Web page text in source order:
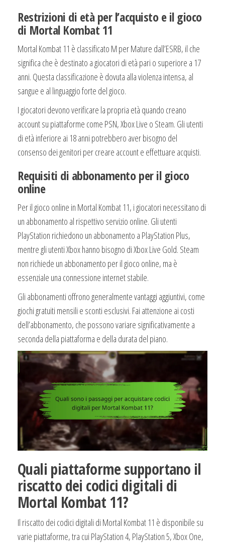
Restrizioni di età per l’acquisto e il gioco
di Mortal Kombat 11
Mortal Kombat 11 è classificato M per Mature dall’ESRB, il che
significa che è destinato a giocatori di età pari o superiore a 17
anni. Questa classificazione è dovuta alla violenza intensa, al
sangue e al linguaggio forte del gioco.
I giocatori devono verificare la propria età quando creano
account su piattaforme come PSN, Xbox Live o Steam. Gli utenti
di età inferiore ai 18 anni potrebbero aver bisogno del
consenso dei genitori per creare account e effettuare acquisti.
Requisiti di abbonamento per il gioco
online
Per il gioco online in Mortal Kombat 11, i giocatori necessitano di
un abbonamento al rispettivo servizio online. Gli utenti
PlayStation richiedono un abbonamento a PlayStation Plus,
mentre gli utenti Xbox hanno bisogno di Xbox Live Gold. Steam
non richiede un abbonamento per il gioco online, ma è
essenziale una connessione internet stabile.
Gli abbonamenti offrono generalmente vantaggi aggiuntivi, come
giochi gratuiti mensili e sconti esclusivi. Fai attenzione ai costi
dell’abbonamento, che possono variare significativamente a
seconda della piattaforma e della durata del piano.
Quali piattaforme supportano il
riscatto dei codici digitali di
Mortal Kombat 11?
Il riscatto dei codici digitali di Mortal Kombat 11 è disponibile su
varie piattaforme, tra cui PlayStation 4, PlayStation 5, Xbox One,